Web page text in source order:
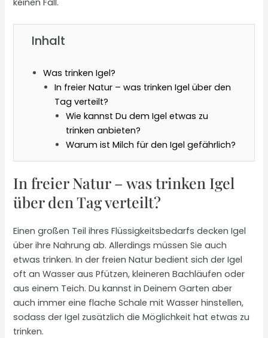
keinen Fall.
Inhalt
Was trinken Igel?
In freier Natur – was trinken Igel über den
Tag verteilt?
Wie kannst Du dem Igel etwas zu
trinken anbieten?
Warum ist Milch für den Igel gefährlich?
In freier Natur – was trinken Igel
über den Tag verteilt?
Einen großen Teil ihres Flüssigkeitsbedarfs decken Igel
über ihre Nahrung ab. Allerdings müssen Sie auch
etwas trinken. In der freien Natur bedient sich der Igel
oft an Wasser aus Pfützen, kleineren Bachläufen oder
aus einem Teich. Du kannst in Deinem Garten aber
auch immer eine flache Schale mit Wasser hinstellen,
sodass der Igel zusätzlich die Möglichkeit hat etwas zu
trinken.